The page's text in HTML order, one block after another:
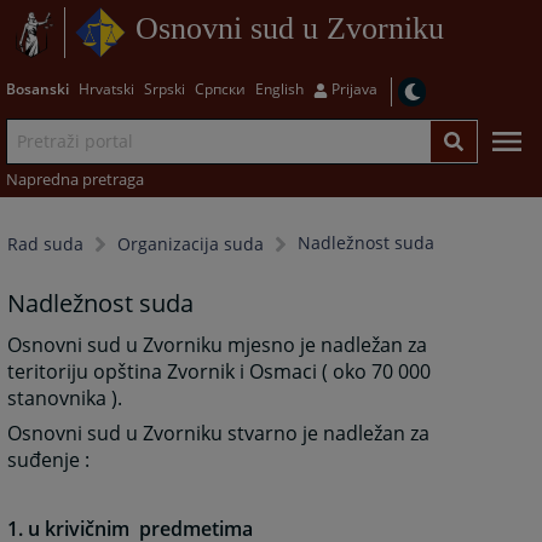
Osnovni sud u Zvorniku
Bosanski Hrvatski Srpski Српски English Prijava
Napredna pretraga
Rad suda Organizacija suda Nadležnost suda
Nadležnost suda
Osnovni sud u Zvorniku mjesno je nadležan za
teritoriju opština Zvornik i Osmaci ( oko 70 000
stanovnika ).
Osnovni sud u Zvorniku stvarno je nadležan za
suđenje :
1. u krivičnim predmetima